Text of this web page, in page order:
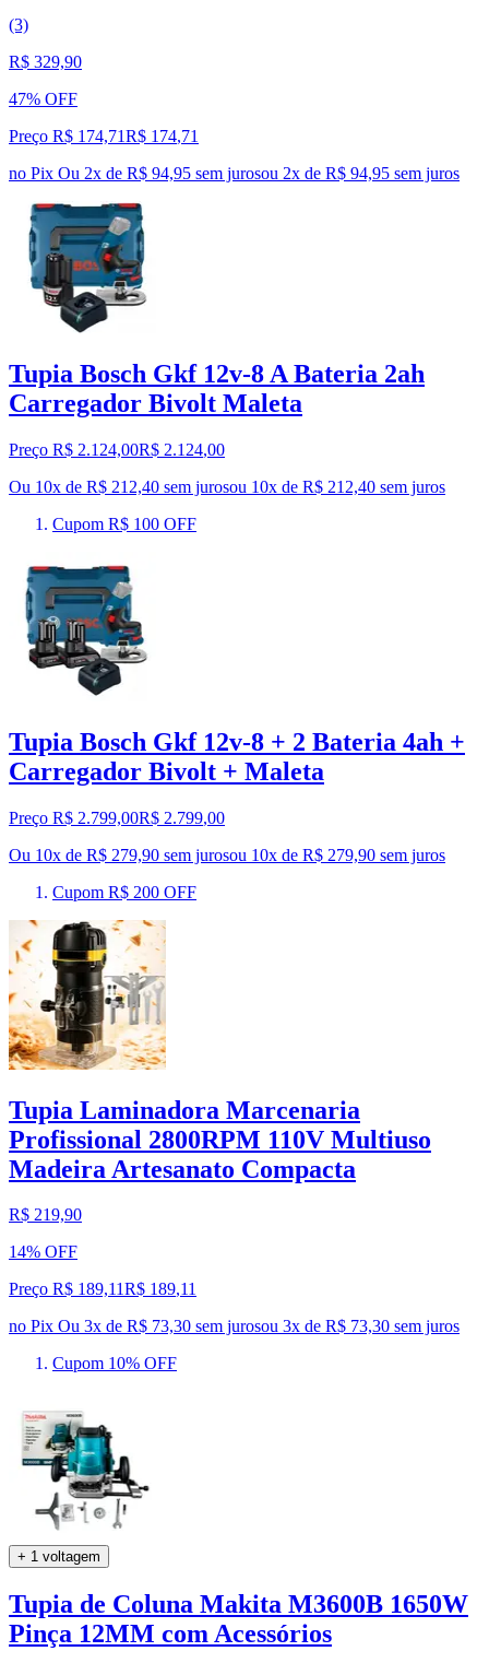
(3)
R$ 329,90
47% OFF
Preço R$ 174,71R$ 174,71
no Pix Ou 2x de R$ 94,95 sem jurosou 2x de R$ 94,95 sem juros
Tupia Bosch Gkf 12v-8 A Bateria 2ah
Carregador Bivolt Maleta
Preço R$ 2.124,00R$ 2.124,00
Ou 10x de R$ 212,40 sem jurosou 10x de R$ 212,40 sem juros
Cupom R$ 100 OFF
Tupia Bosch Gkf 12v-8 + 2 Bateria 4ah +
Carregador Bivolt + Maleta
Preço R$ 2.799,00R$ 2.799,00
Ou 10x de R$ 279,90 sem jurosou 10x de R$ 279,90 sem juros
Cupom R$ 200 OFF
Tupia Laminadora Marcenaria
Profissional 2800RPM 110V Multiuso
Madeira Artesanato Compacta
R$ 219,90
14% OFF
Preço R$ 189,11R$ 189,11
no Pix Ou 3x de R$ 73,30 sem jurosou 3x de R$ 73,30 sem juros
Cupom 10% OFF
+ 1 voltagem
Tupia de Coluna Makita M3600B 1650W
Pinça 12MM com Acessórios